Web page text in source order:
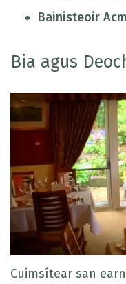
Bainisteoir
Bia agus
Cuimsítear san